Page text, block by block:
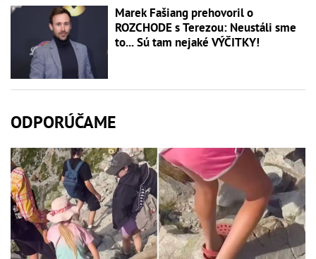
Marek Fašiang prehovoril o
ROZCHODE s Terezou: Neustáli sme
to... Sú tam nejaké VÝČITKY!
ODPORÚČAME